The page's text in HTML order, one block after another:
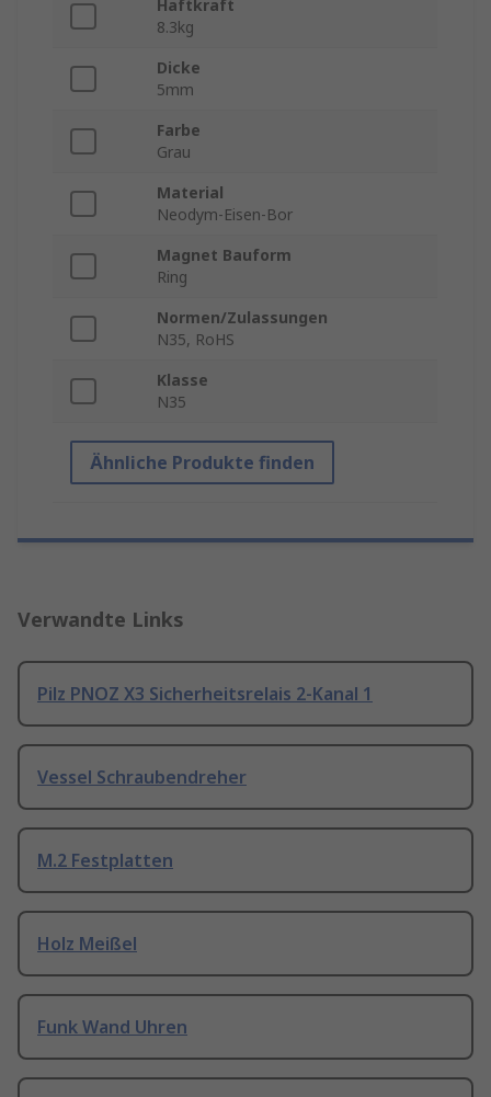
Haftkraft
8.3kg
Dicke
5mm
Farbe
Grau
Material
Neodym-Eisen-Bor
Magnet Bauform
Ring
Normen/Zulassungen
N35, RoHS
Klasse
N35
Ähnliche Produkte finden
Verwandte Links
Pilz PNOZ X3 Sicherheitsrelais 2-Kanal 1
Vessel Schraubendreher
M.2 Festplatten
Holz Meißel
Funk Wand Uhren